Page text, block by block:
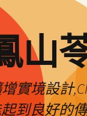
山
實境設計
到良好的